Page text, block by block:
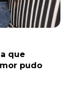
que
pudo